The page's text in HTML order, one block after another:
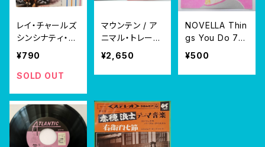
レイ・チャールズ
シンシナティ・キ
ッド 7" EP
¥790
SOLD OUT
マウンテン / ア
ニマル・トレーナ
ー BELL-88052
-W 見本盤 白ラ
ベル プロモ Mo
mal Trainer An
d The Toad
¥2,650
NOVELLA Thin
gs You Do 7”
DBR002
¥500